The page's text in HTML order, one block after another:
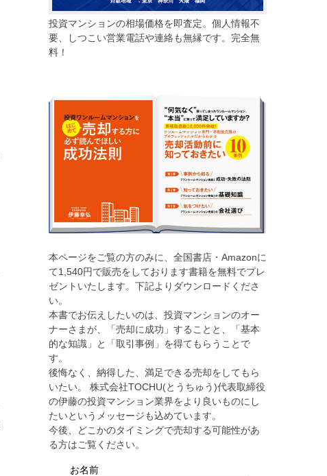
投資マンションの相場価格を即査定。個人情報不
要、しつこい営業電話や連絡も無縁です。完全無
料！
本ページをご覧の方のみに、全国書店・Amazonに
て1,540円で販売をしております書籍を無料でプレ
ゼントいたします。下記よりダウンロードくださ
い。
本書でお伝えしたいのは、投資マンションのオー
ナーさまが、「売却に成功」することと、「基本
的な知識」と「取引事例」を得てもらうことで
す。
後悔なく、納得した、満足できる売却をしてもら
いたい。 株式会社TOCHU(とうちゅう)代表取締役
の伊藤の投資マンション業界をより良いものにし
たいというメッセージも込めています。
今後、どこかのタイミングで売却する可能性があ
る方はご覧ください。
お名前